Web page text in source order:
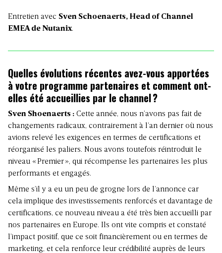
Entretien avec Sven Schoenaerts, Head of Channel
EMEA de Nutanix.
Quelles évolutions récentes avez-vous apportées
à votre programme partenaires et comment ont-
elles été accueillies par le channel ?
Sven Shoenaerts : Cette année, nous n’avons pas fait de
changements radicaux, contrairement à l’an dernier où nous
avions relevé les exigences en termes de certifications et
réorganisé les paliers. Nous avons toutefois réintroduit le
niveau « Premier », qui récompense les partenaires les plus
performants et engagés.
Même s’il y a eu un peu de grogne lors de l’annonce car
cela implique des investissements renforcés et davantage de
certifications, ce nouveau niveau a été très bien accueilli par
nos partenaires en Europe. Ils ont vite compris et constaté
l’impact positif, que ce soit financièrement ou en termes de
marketing, et cela renforce leur crédibilité auprès de leurs